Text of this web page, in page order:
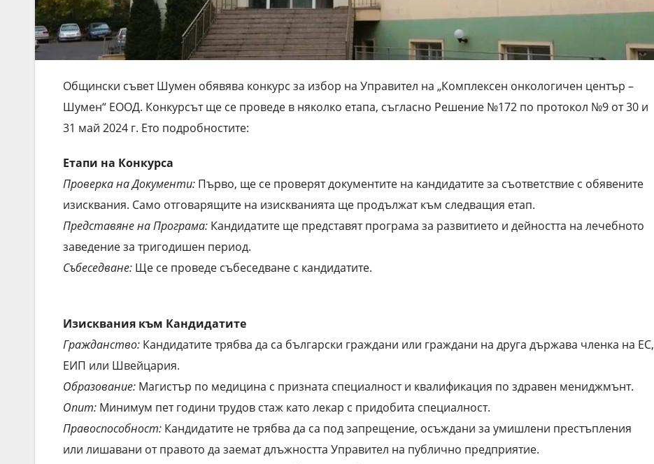
Общински съвет Шумен обявява конкурс за избор на Управител на „Комплексен онкологичен център –
Шумен“ ЕООД. Конкурсът ще се проведе в няколко етапа, съгласно Решение №172 по протокол №9 от 30 и
31 май 2024 г. Ето подробностите:
Етапи на Конкурса
Проверка на Документи: Първо, ще се проверят документите на кандидатите за съответствие с обявените
изисквания. Само отговарящите на изискванията ще продължат към следващия етап.
Представяне на Програма: Кандидатите ще представят програма за развитието и дейността на лечебното
заведение за тригодишен период.
Събеседване: Ще се проведе събеседване с кандидатите.
Изисквания към Кандидатите
Гражданство: Кандидатите трябва да са български граждани или граждани на друга държава членка на ЕС,
ЕИП или Швейцария.
Образование: Магистър по медицина с призната специалност и квалификация по здравен мениджмънт.
Опит: Минимум пет години трудов стаж като лекар с придобита специалност.
Правоспособност: Кандидатите не трябва да са под запрещение, осъждани за умишлени престъпления
или лишавани от правото да заемат длъжността Управител на публично предприятие.